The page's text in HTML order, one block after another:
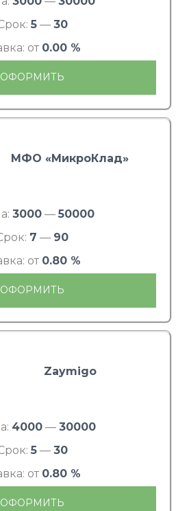
5— 30
от 0.00 %
ОФОРМИТЬ
МФО «МикроКлад»
3000 — 50000
7 — 90
от 0.80 %
ОФОРМИТЬ
Zaymigo
4000— 30000
5— 30
от 0.80 %
ОФОРМИТЬ